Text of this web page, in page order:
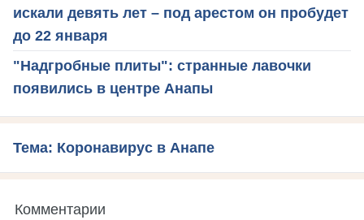
искали девять лет – под арестом он пробудет
до 22 января
"Надгробные плиты": странные лавочки
появились в центре Анапы
Тема: Коронавирус в Анапе
Комментарии